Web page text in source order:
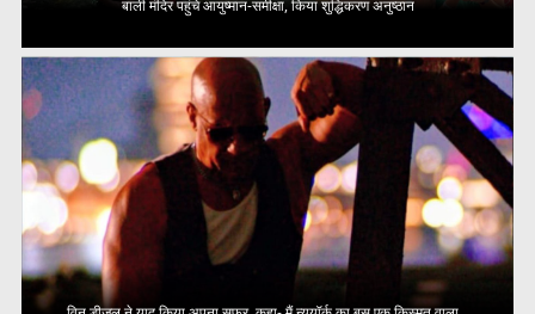
बाली मंदिर पहुंचे आयुष्मान-समीक्षा, किया शुद्धिकरण अनुष्ठान